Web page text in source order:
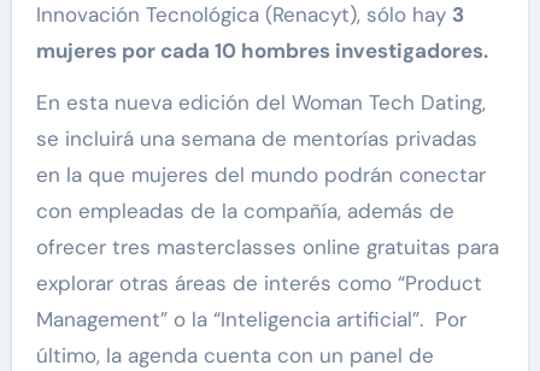
Innovación Tecnológica (Renacyt), sólo hay 3
mujeres por cada 10 hombres investigadores.
En esta nueva edición del Woman Tech Dating,
se incluirá una semana de mentorías privadas
en la que mujeres del mundo podrán conectar
con empleadas de la compañía, además de
ofrecer tres masterclasses online gratuitas para
explorar otras áreas de interés como “Product
Management” o la “Inteligencia artificial”. Por
último, la agenda cuenta con un panel de